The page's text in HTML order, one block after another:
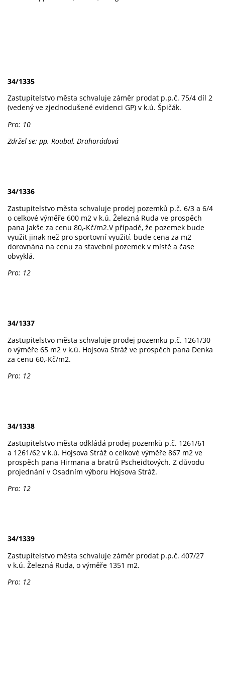
34/1335
Zastupitelstvo města schvaluje záměr prodat p.p.č. 75/4 díl 2
(vedený ve zjednodušené evidenci GP) v k.ú. Špičák.
Pro: 10
Zdržel se: pp. Roubal, Drahorádová
34/1336
Zastupitelstvo města schvaluje prodej pozemků p.č. 6/3 a 6/4
o celkové výměře 600 m2 v k.ú. Železná Ruda ve prospěch
pana Jakše za cenu 80,-Kč/m2.V případě, že pozemek bude
využit jinak než pro sportovní využití, bude cena za m2
dorovnána na cenu za stavební pozemek v místě a čase
obvyklá.
Pro: 12
34/1337
Zastupitelstvo města schvaluje prodej pozemku p.č. 1261/30
o výměře 65 m2 v k.ú. Hojsova Stráž ve prospěch pana Denka
za cenu 60,-Kč/m2.
Pro: 12
34/1338
Zastupitelstvo města odkládá prodej pozemků p.č. 1261/61
a 1261/62 v k.ú. Hojsova Stráž o celkové výměře 867 m2 ve
prospěch pana Hirmana a bratrů Pscheidtových. Z důvodu
projednání v Osadním výboru Hojsova Stráž.
Pro: 12
34/1339
Zastupitelstvo města schvaluje záměr prodat p.p.č. 407/27
v k.ú. Železná Ruda, o výměře 1351 m2.
Pro: 12